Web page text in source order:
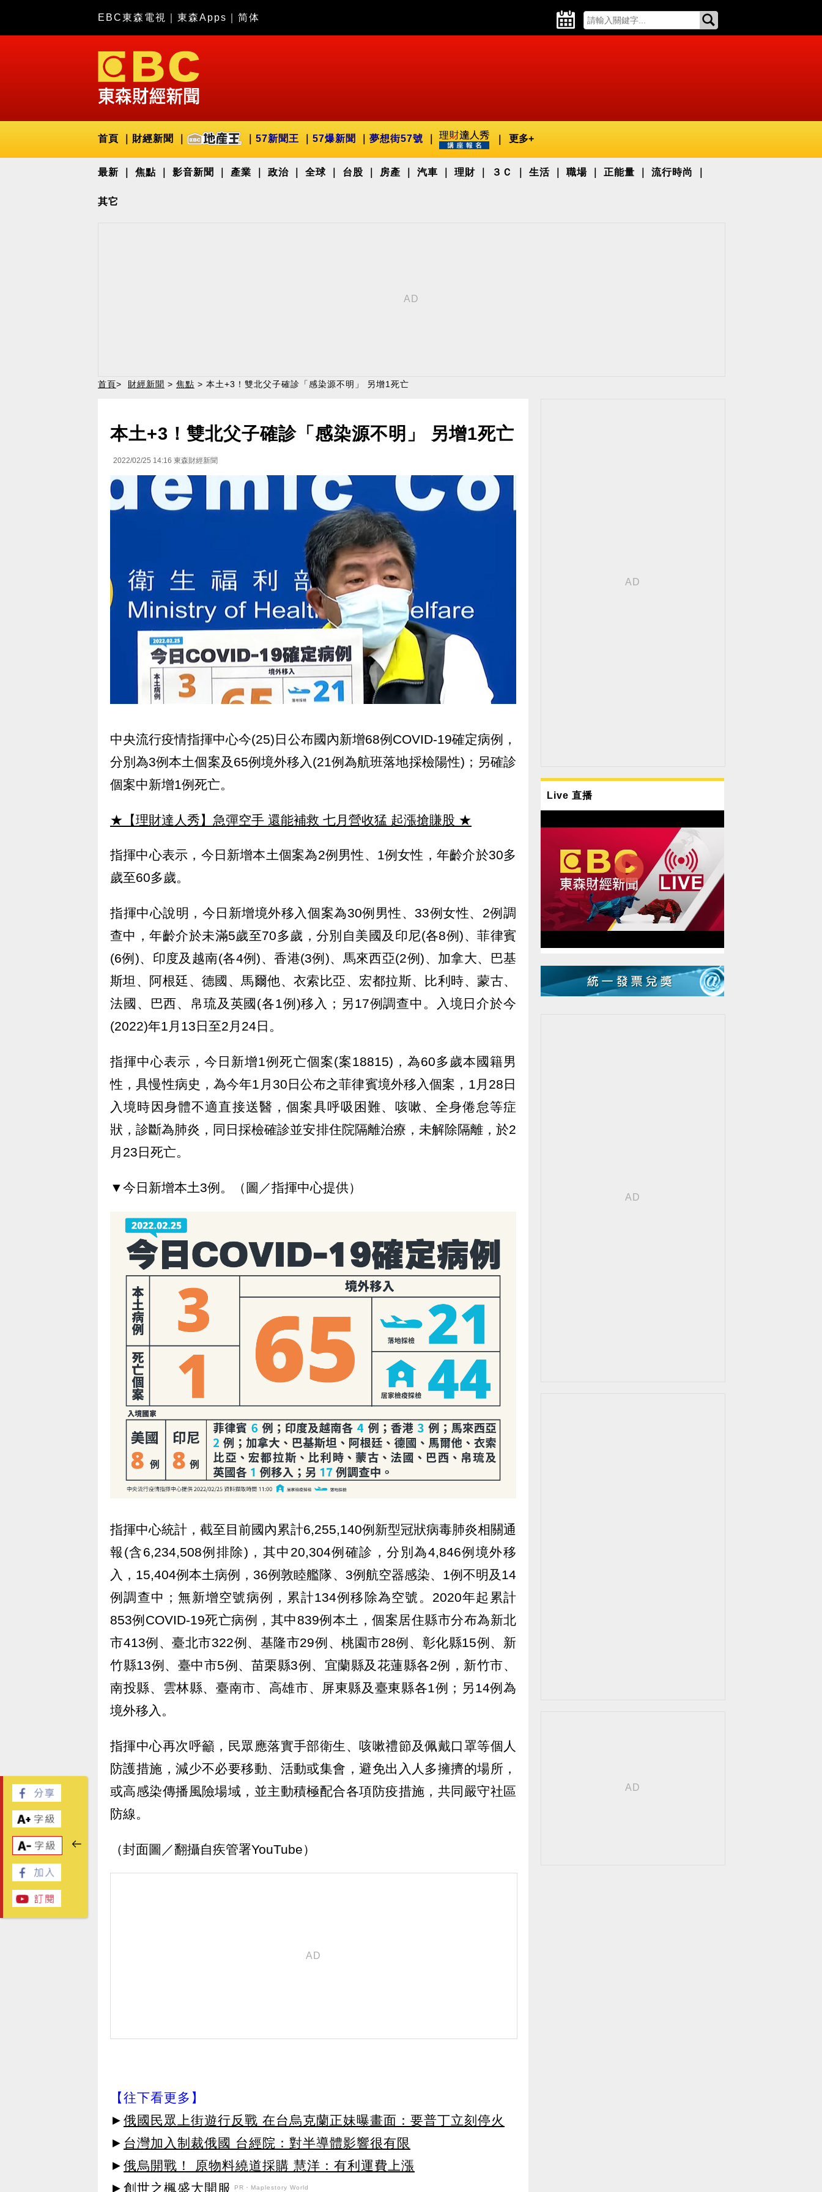
EBC東森電視 東森Apps 简体
首頁 財經新聞 57新聞王 57爆新聞 夢想街57號 更多+
最新 焦點 影音新聞 產業 政治 全球 台股 房產 汽車 理財 ３Ｃ 生活 職場 正能量 流行時尚
其它
首頁> 財經新聞 > 焦點 > 本土+3！雙北父子確診「感染源不明」 另增1死亡
本土+3！雙北父子確診「感染源不明」 另增1死亡
2022/02/25 14:16 東森財經新聞
中央流行疫情指揮中心今(25)日公布國內新增68例COVID-19確定病例，
分別為3例本土個案及65例境外移入(21例為航班落地採檢陽性)；另確診
個案中新增1例死亡。
★【理財達人秀】急彈空手 還能補救 七月營收猛 起漲搶賺股 ★
指揮中心表示，今日新增本土個案為2例男性、1例女性，年齡介於30多
歲至60多歲。
指揮中心說明，今日新增境外移入個案為30例男性、33例女性、2例調
查中，年齡介於未滿5歲至70多歲，分別自美國及印尼(各8例)、菲律賓
(6例)、印度及越南(各4例)、香港(3例)、馬來西亞(2例)、加拿大、巴基
斯坦、阿根廷、德國、馬爾他、衣索比亞、宏都拉斯、比利時、蒙古、
法國、巴西、帛琉及英國(各1例)移入；另17例調查中。入境日介於今
(2022)年1月13日至2月24日。
指揮中心表示，今日新增1例死亡個案(案18815)，為60多歲本國籍男
性，具慢性病史，為今年1月30日公布之菲律賓境外移入個案，1月28日
入境時因身體不適直接送醫，個案具呼吸困難、咳嗽、全身倦怠等症
狀，診斷為肺炎，同日採檢確診並安排住院隔離治療，未解除隔離，於2
月23日死亡。
▼今日新增本土3例。（圖／指揮中心提供）
指揮中心統計，截至目前國內累計6,255,140例新型冠狀病毒肺炎相關通
報(含6,234,508例排除)，其中20,304例確診，分別為4,846例境外移
入，15,404例本土病例，36例敦睦艦隊、3例航空器感染、1例不明及14
例調查中；無新增空號病例，累計134例移除為空號。2020年起累計
853例COVID-19死亡病例，其中839例本土，個案居住縣市分布為新北
市413例、臺北市322例、基隆市29例、桃園市28例、彰化縣15例、新
竹縣13例、臺中市5例、苗栗縣3例、宜蘭縣及花蓮縣各2例，新竹市、
南投縣、雲林縣、臺南市、高雄市、屏東縣及臺東縣各1例；另14例為
境外移入。
指揮中心再次呼籲，民眾應落實手部衛生、咳嗽禮節及佩戴口罩等個人
防護措施，減少不必要移動、活動或集會，避免出入人多擁擠的場所，
或高感染傳播風險場域，並主動積極配合各項防疫措施，共同嚴守社區
防線。
（封面圖／翻攝自疾管署YouTube）
【往下看更多】
► 俄國民眾上街遊行反戰 在台烏克蘭正妹曝畫面：要普丁立刻停火
► 台灣加入制裁俄國 台經院：對半導體影響很有限
► 俄烏開戰！ 原物料繞道採購 慧洋：有利運費上漲
►創世之楓盛大開服
PR・Maplestory World
Live 直播